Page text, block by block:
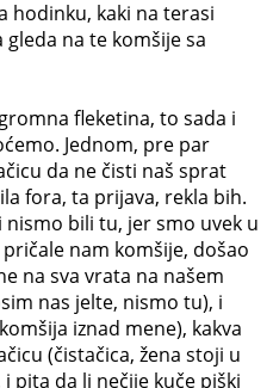
hodinku, kaki na terasi
na te komšije sa
fleketina, to sada i
Jednom, pre par
da ne čisti naš sprat
fora, ta prijava, rekla bih.
bili tu, jer smo uvek u
nam komšije, došao
na sva vrata na našem
nas jelte, nismo tu), i
iznad mene), kakva
(čistačica, žena stoji u
pita da li nečije kuče piški